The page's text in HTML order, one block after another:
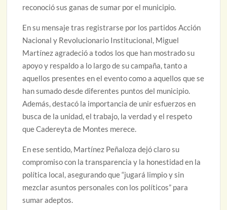
reconoció sus ganas de sumar por el municipio.
En su mensaje tras registrarse por los partidos Acción
Nacional y Revolucionario Institucional, Miguel
Martínez agradeció a todos los que han mostrado su
apoyo y respaldo a lo largo de su campaña, tanto a
aquellos presentes en el evento como a aquellos que se
han sumado desde diferentes puntos del municipio.
Además, destacó la importancia de unir esfuerzos en
busca de la unidad, el trabajo, la verdad y el respeto
que Cadereyta de Montes merece.
En ese sentido, Martínez Peñaloza dejó claro su
compromiso con la transparencia y la honestidad en la
política local, asegurando que “jugará limpio y sin
mezclar asuntos personales con los políticos” para
sumar adeptos.